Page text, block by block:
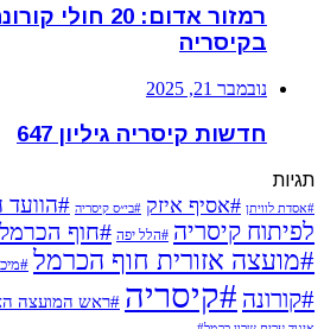
רמזור אדום: 20
בקיסריה
נובמבר 21, 2025
חדשות קיסריה גיליון 647
תגיות
#אסדת לוויתן #אסיף איזק #בי״ס קיסריה #הוועד
לפיתוח קיסריה #הלל יפה #חוף הכרמל
#מועצה אזורית חוף הכרמל
#קורונה #קיסריה #ראש המועצה